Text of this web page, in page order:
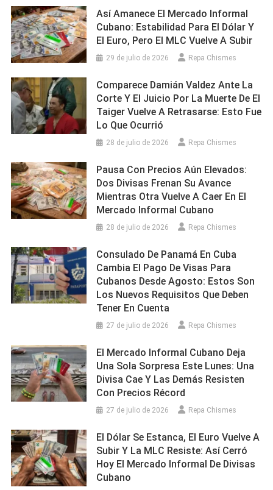
Así Amanece El Mercado Informal
Cubano: Estabilidad Para El Dólar Y
El Euro, Pero El MLC Vuelve A Subir
29 de julio de 2026 Repa Chismes
Comparece Damián Valdez Ante La
Corte Y El Juicio Por La Muerte De El
Taiger Vuelve A Retrasarse: Esto Fue
Lo Que Ocurrió
28 de julio de 2026 Repa Chismes
Pausa Con Precios Aún Elevados:
Dos Divisas Frenan Su Avance
Mientras Otra Vuelve A Caer En El
Mercado Informal Cubano
28 de julio de 2026 Repa Chismes
Consulado De Panamá En Cuba
Cambia El Pago De Visas Para
Cubanos Desde Agosto: Estos Son
Los Nuevos Requisitos Que Deben
Tener En Cuenta
27 de julio de 2026 Repa Chismes
El Mercado Informal Cubano Deja
Una Sola Sorpresa Este Lunes: Una
Divisa Cae Y Las Demás Resisten
Con Precios Récord
27 de julio de 2026 Repa Chismes
El Dólar Se Estanca, El Euro Vuelve A
Subir Y La MLC Resiste: Así Cerró
Hoy El Mercado Informal De Divisas
Cubano